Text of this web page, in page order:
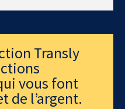
Transly
vous font
de l’argent.